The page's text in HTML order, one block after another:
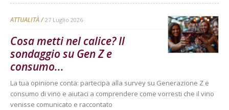
ATTUALITÀ 27 Luglio 2026
Cosa metti nel calice? Il
sondaggio su Gen Z e
consumo...
La tua opinione conta: partecipa alla survey su Generazione Z e
consumo di vino e aiutaci a comprendere come vorresti che il vino
venisse comunicato e raccontato